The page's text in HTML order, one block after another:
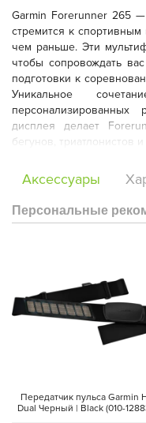
Garmin Forerunner 265
стремится к
чем раньше. Эти
чтобы сопровождать
подготовки к
Уникальное
дисплея делает
бегунов, триатлонистов
С Forerunner 265
пробуждения. Часы
восстановления и
сердечных сокращений
Аксессуары
Персональные
Передатчик пульса Garmin
Dual Черный | Black (010-